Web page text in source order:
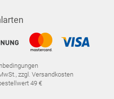
zzgl. Versandkosten
49 €